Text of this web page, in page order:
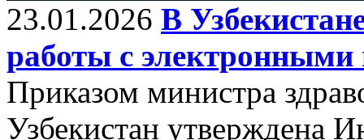
23.01.2026 В
работы с
Приказом министра
Узбекистан утверждена